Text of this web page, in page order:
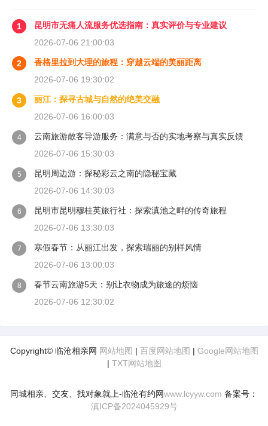
1
昆明市无痛人流服务优选指南：真实评价与专业建议
2026-07-06 21:00:03
2
香格里拉到大理的旅程：穿越云端的美丽距离
2026-07-06 19:30:02
3
丽江：探寻古城与自然的绝美交融
2026-07-06 16:00:03
4
云南旅游散客导游服务：满意与否的实地考察与真实反馈
2026-07-06 15:30:03
5
昆明周边游：探秘彩云之南的隐秘宝藏
2026-07-06 14:30:03
6
昆明市昆明穆桂英旅行社：探索滇池之畔的传奇旅程
2026-07-06 13:30:03
7
寒假春节：从丽江出发，探索瑞丽的别样风情
2026-07-06 13:00:03
8
春节云南旅游5天：别让衣物成为旅途的烦恼
2026-07-06 12:30:02
Copyright© 临沧相亲网 网站地图 | 百度网站地图 | Google网站地图
| TXT网站地图
同城相亲、交友、找对象就上-临沧有约网www.lcyyw.com 备案号：
滇ICP备2024045929号